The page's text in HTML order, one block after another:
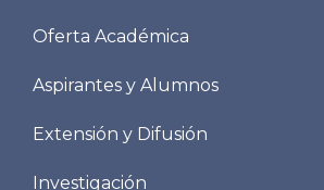
Oferta Académica
Aspirantes y Alumnos
Extensión y Difusión
Investigación